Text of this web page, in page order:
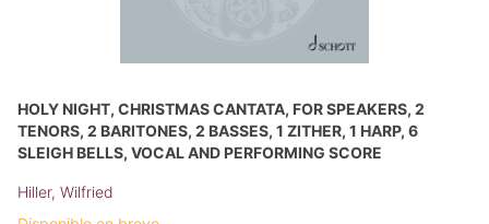
HOLY NIGHT, CHRISTMAS CANTATA, FOR SPEAKERS, 2
TENORS, 2 BARITONES, 2 BASSES, 1 ZITHER, 1 HARP, 6
SLEIGH BELLS, VOCAL AND PERFORMING SCORE
Hiller, Wilfried